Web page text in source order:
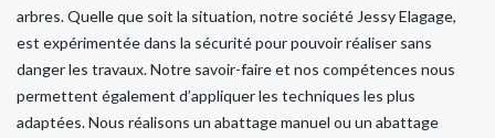
arbres. Quelle que soit la situation, notre société Jessy Elagage,
est expérimentée dans la sécurité pour pouvoir réaliser sans
danger les travaux. Notre savoir-faire et nos compétences nous
permettent également d’appliquer les techniques les plus
adaptées. Nous réalisons un abattage manuel ou un abattage